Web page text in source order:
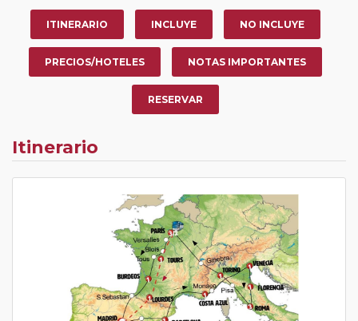
tras rellenar el cuestionario de satisfacción en "Mi viaje")
o los que estén en luna de miel contarán con un
descuento del 5%.
ITINERARIO INCLUYE NO INCLUYE
PRECIOS/HOTELES NOTAS IMPORTANTES
RESERVAR
Itinerario